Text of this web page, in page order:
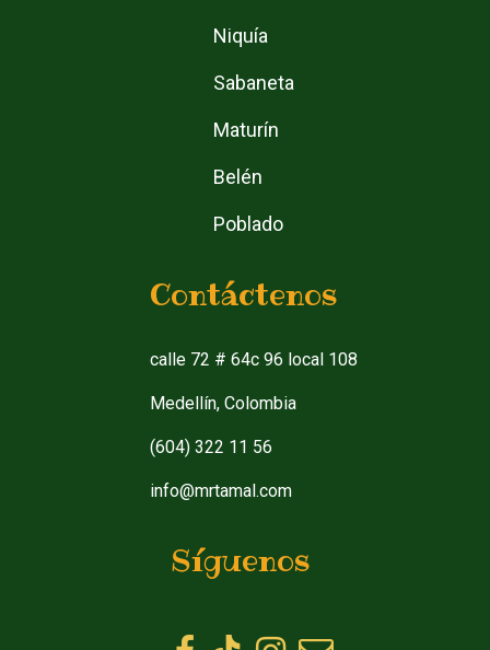
Niquía
Sabaneta
Maturín
Belén
Poblado
Contáctenos
calle 72 # 64c 96 local 108
Medellín, Colombia
(604) 322 11 56
info@mrtamal.com
Síguenos